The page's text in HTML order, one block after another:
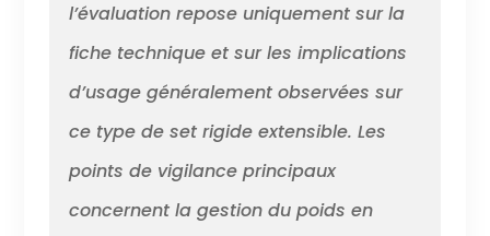
l’évaluation repose uniquement sur la
fiche technique et sur les implications
d’usage généralement observées sur
ce type de set rigide extensible. Les
points de vigilance principaux
concernent la gestion du poids en